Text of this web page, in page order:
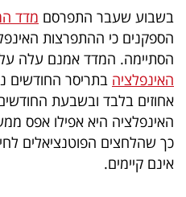
ספורט
קריירה
ולימודים
מינויים
רייטינג
בשבוע שעבר התפרסם מדד
הספקנים כי ההתפרצות
הסתיימה. המדד אמנם עלה עלייה קלה
האינפלציה
אחוזים בלבד ובשבעת
האינפלציה היא אפילו אפס
כך שהלחצים הפוטנציאלים
אינם קיימים.